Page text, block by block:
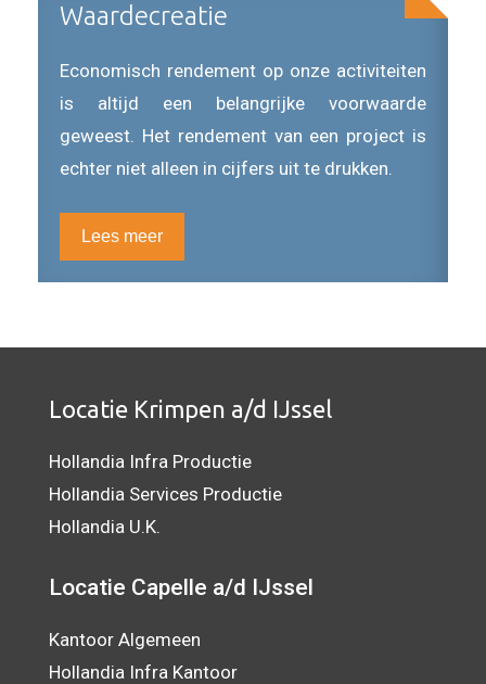
Waardecreatie
Economisch rendement op onze activiteiten
is altijd een belangrijke voorwaarde
geweest. Het rendement van een project is
echter niet alleen in cijfers uit te drukken.
Lees meer
Locatie Krimpen a/d IJssel
Hollandia Infra Productie
Hollandia Services Productie
Hollandia U.K.
Locatie Capelle a/d IJssel
Kantoor Algemeen
Hollandia Infra Kantoor